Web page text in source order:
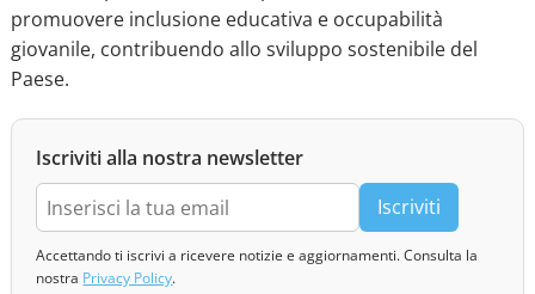
promuovere inclusione educativa e occupabilità
giovanile, contribuendo allo sviluppo sostenibile del
Paese.
Iscriviti alla nostra newsletter
Iscriviti
Accettando ti iscrivi a ricevere notizie e aggiornamenti. Consulta la
nostra Privacy Policy.